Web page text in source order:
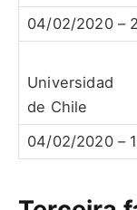
04/02/2020 –
Universidad
de Chile
04/02/2020 –